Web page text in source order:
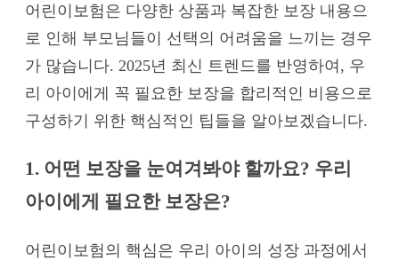
어린이보험은 다양한 상품과 복잡한 보장 내용으
로 인해 부모님들이 선택의 어려움을 느끼는 경우
가 많습니다. 2025년 최신 트렌드를 반영하여, 우
리 아이에게 꼭 필요한 보장을 합리적인 비용으로
구성하기 위한 핵심적인 팁들을 알아보겠습니다.
1. 어떤 보장을 눈여겨봐야 할까요? 우리
아이에게 필요한 보장은?
어린이보험의 핵심은 우리 아이의 성장 과정에서